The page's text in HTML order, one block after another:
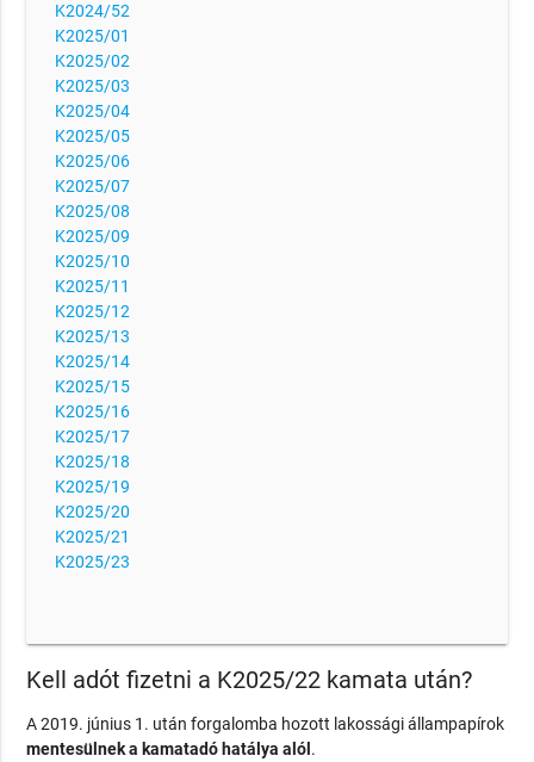
K2024/52
K2025/01
K2025/02
K2025/03
K2025/04
K2025/05
K2025/06
K2025/07
K2025/08
K2025/09
K2025/10
K2025/11
K2025/12
K2025/13
K2025/14
K2025/15
K2025/16
K2025/17
K2025/18
K2025/19
K2025/20
K2025/21
K2025/23
Kell adót fizetni a K2025/22 kamata után?
A 2019. június 1. után forgalomba hozott lakossági állampapírok
mentesülnek a kamatadó hatálya alól .